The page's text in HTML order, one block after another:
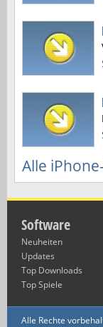
Alle
Software
Neuheiten
Updates
Top Downloads
Top Spiele
Alle Rechte